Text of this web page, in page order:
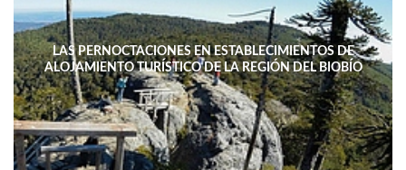
LAS PERNOCTACIONES EN ESTABLECIMIENTOS DE
ALOJAMIENTO TURÍSTICO DE LA REGIÓN DEL BIOBÍO
DISMINUYERON 15,4% INTERANUAL